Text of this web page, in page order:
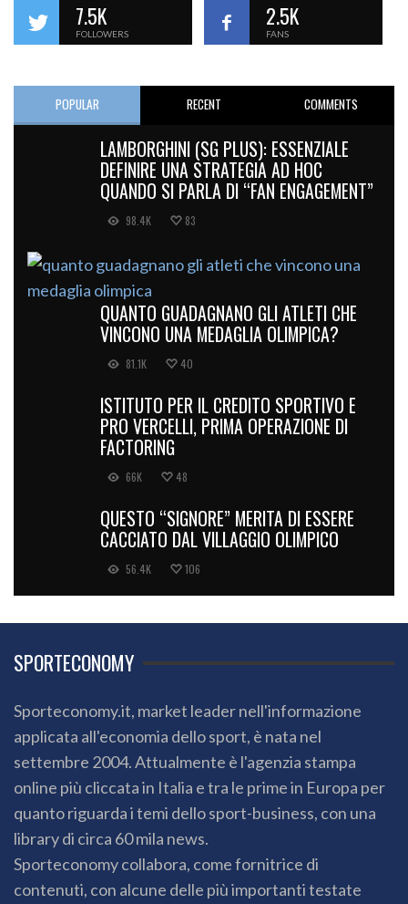
7.5K
FOLLOWERS
2.5K
FANS
POPULAR RECENT COMMENTS
LAMBORGHINI (SG PLUS): ESSENZIALE
DEFINIRE UNA STRATEGIA AD HOC
QUANDO SI PARLA DI “FAN ENGAGEMENT”
98.4K 83
QUANTO GUADAGNANO GLI ATLETI CHE
VINCONO UNA MEDAGLIA OLIMPICA?
81.1K 40
ISTITUTO PER IL CREDITO SPORTIVO E
PRO VERCELLI, PRIMA OPERAZIONE DI
FACTORING
66K 48
QUESTO “SIGNORE” MERITA DI ESSERE
CACCIATO DAL VILLAGGIO OLIMPICO
56.4K 106
SPORTECONOMY
Sporteconomy.it, market leader nell'informazione
applicata all'economia dello sport, è nata nel
settembre 2004. Attualmente è l'agenzia stampa
online più cliccata in Italia e tra le prime in Europa per
quanto riguarda i temi dello sport-business, con una
library di circa 60 mila news.
Sporteconomy collabora, come fornitrice di
contenuti, con alcune delle più importanti testate